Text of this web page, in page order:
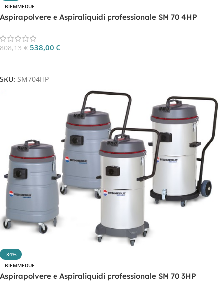
BIEMMEDUE
Aspirapolvere e Aspiraliquidi professionale SM 70 4HP
808,13€ 538,00 €
SKU: SM704HP
-34%
BIEMMEDUE
Aspirapolvere e Aspiraliquidi professionale SM 70 3HP